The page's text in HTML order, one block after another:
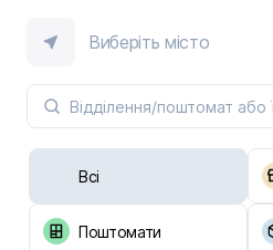
Виберіть місто
Всі
Поштомати